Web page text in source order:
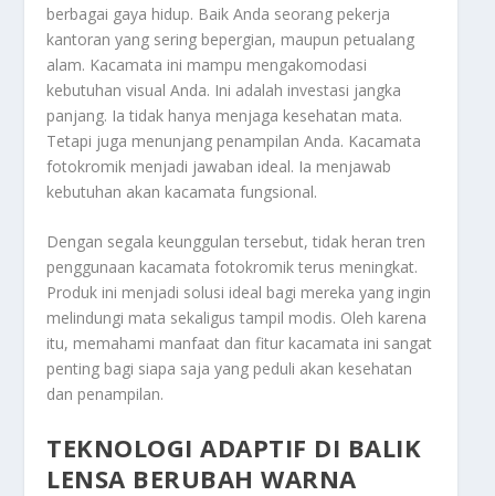
berbagai gaya hidup. Baik Anda seorang pekerja
kantoran yang sering bepergian, maupun petualang
alam. Kacamata ini mampu mengakomodasi
kebutuhan visual Anda. Ini adalah investasi jangka
panjang. Ia tidak hanya menjaga kesehatan mata.
Tetapi juga menunjang penampilan Anda. Kacamata
fotokromik menjadi jawaban ideal. Ia menjawab
kebutuhan akan kacamata fungsional.
Dengan segala keunggulan tersebut, tidak heran tren
penggunaan kacamata fotokromik terus meningkat.
Produk ini menjadi solusi ideal bagi mereka yang ingin
melindungi mata sekaligus tampil modis. Oleh karena
itu, memahami manfaat dan fitur kacamata ini sangat
penting bagi siapa saja yang peduli akan kesehatan
dan penampilan.
TEKNOLOGI ADAPTIF DI BALIK
LENSA BERUBAH WARNA